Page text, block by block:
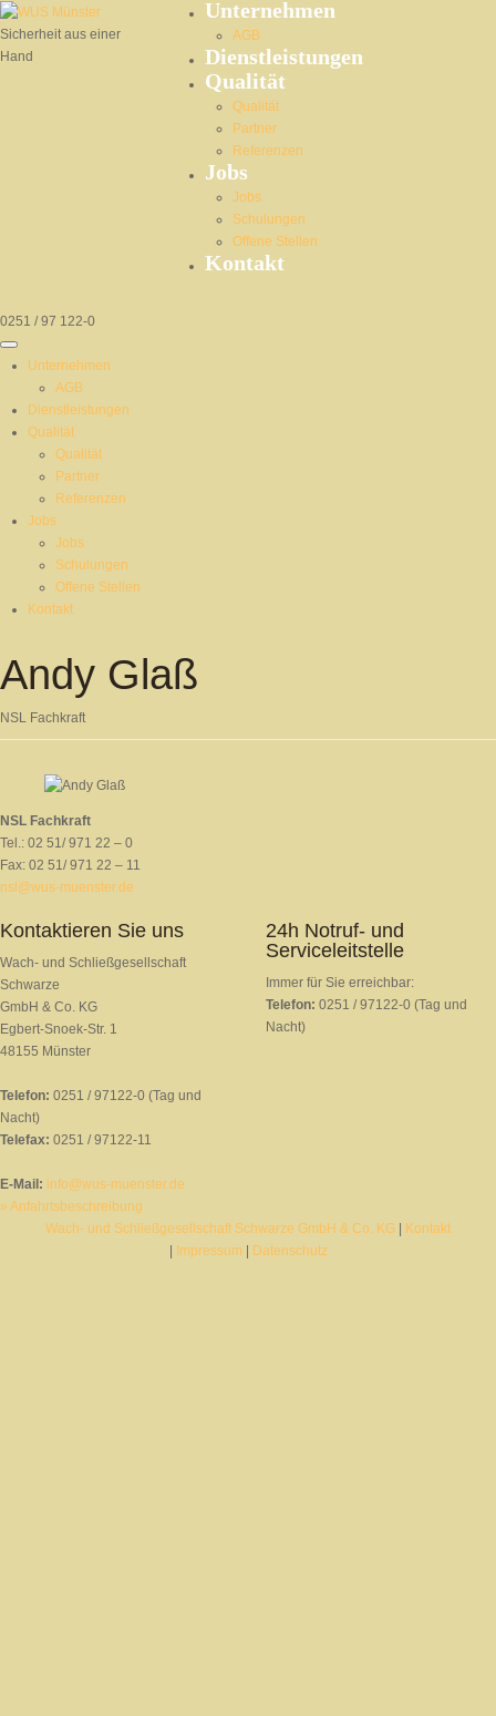
Sicherheit aus einer
Hand
Unternehmen
AGB
Dienstleistungen
Qualität
Qualität
Partner
Referenzen
Jobs
Jobs
Schulungen
Offene Stellen
Kontakt
0251 / 97 122-0
Unternehmen
AGB
Dienstleistungen
Qualität
Qualität
Partner
Referenzen
Jobs
Jobs
Schulungen
Offene Stellen
Kontakt
Andy Glaß
NSL Fachkraft
NSL Fachkraft
Tel.: 02 51/ 971 22 – 0
Fax: 02 51/ 971 22 – 11
nsl@wus-muenster.de
Kontaktieren Sie uns
Wach- und Schließgesellschaft
Schwarze
GmbH & Co. KG
Egbert-Snoek-Str. 1
48155 Münster
Telefon: 0251 / 97122-0 (Tag und
Nacht)
Telefax: 0251 / 97122-11
E-Mail: info@wus-muenster.de
» Anfahrtsbeschreibung
24h Notruf- und
Serviceleitstelle
Immer für Sie erreichbar:
Telefon: 0251 / 97122-0 (Tag und
Nacht)
Wach- und Schließgesellschaft Schwarze GmbH & Co. KG | Kontakt
| Impressum | Datenschutz